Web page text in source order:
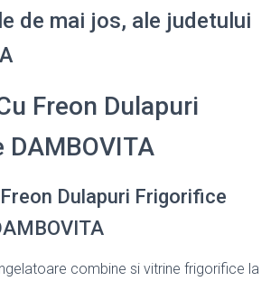
de mai jos, ale judetului
Freon Dulapuri
Dulapuri Frigorifice
combine si vitrine frigorifice la